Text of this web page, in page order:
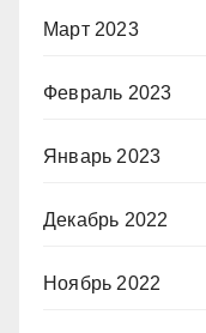
Март 2023
Февраль 2023
Январь 2023
Декабрь 2022
Ноябрь 2022